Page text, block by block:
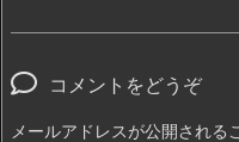
コメントをどうぞ
メールアドレスが公開される